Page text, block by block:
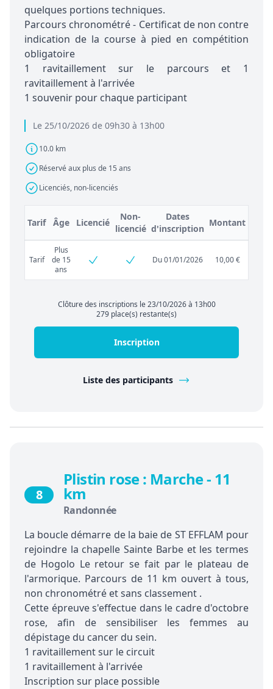
Le 25/10/2026 de 09h30 à 13h00
10.0 km
Réservé aux plus de 15 ans
Licenciés, non-licenciés
quelques portions techniques.
Parcours chronométré - Certificat de non contre
indication de la course à pied en compétition
obligatoire
1 ravitaillement sur le parcours et 1
ravitaillement à l'arrivée
1 souvenir pour chaque participant
Tarif Âge Licencié
Non-
licencié
Dates
d'inscription
Montant
Tarif
Plus
de 15
ans
Du 01/01/2026 10,00 €
Clôture des inscriptions le 23/10/2026 à 13h00
279 place(s) restante(s)
Inscription
Liste des participants
8
Plistin rose : Marche - 11
km
Randonnée
La boucle démarre de la baie de ST EFFLAM pour
rejoindre la chapelle Sainte Barbe et les termes
de Hogolo Le retour se fait par le plateau de
l'armorique. Parcours de 11 km ouvert à tous,
non chronométré et sans classement .
Cette épreuve s'effectue dans le cadre d'octobre
rose, afin de sensibiliser les femmes au
dépistage du cancer du sein.
1 ravitaillement sur le circuit
1 ravitaillement à l'arrivée
Inscription sur place possible